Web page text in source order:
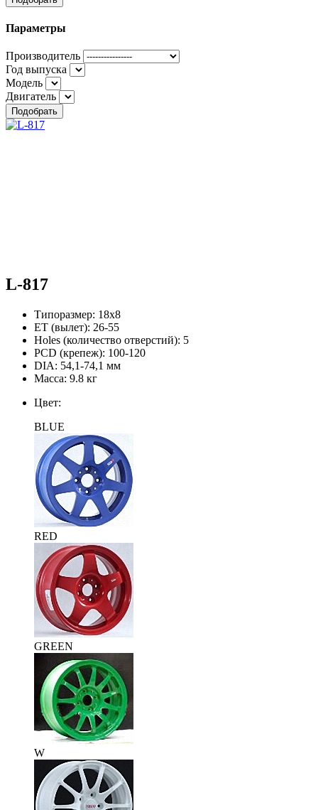
Параметры
Производитель
Год выпуска
Модель
Двигатель
Подобрать
L-817
Типоразмер: 18х8
ЕТ (вылет): 26-55
Holes (количество отверстий): 5
PCD (крепеж): 100-120
DIA: 54,1-74,1 мм
Масса: 9.8 кг
Цвет:
BLUE
RED
GREEN
W